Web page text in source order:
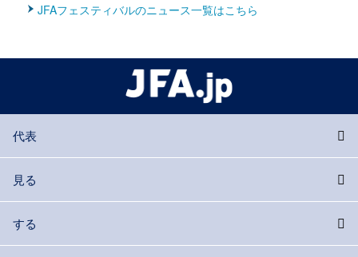
JFAフェスティバルのニュース一覧はこちら
代表
見る
する